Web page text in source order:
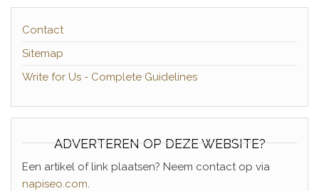
Contact
Sitemap
Write for Us - Complete Guidelines
ADVERTEREN OP DEZE WEBSITE?
Een artikel of link plaatsen? Neem contact op via
napiseo.com.